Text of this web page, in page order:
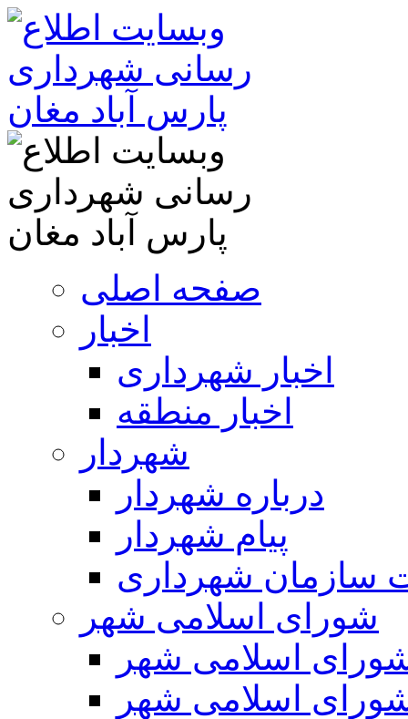
صفحه اصلی
اخبار
اخبار شهرداری
اخبار منطقه
شهردار
درباره شهردار
پیام شهردار
سازمان شهرداری
شورای اسلامی شهر
اسلامی شهر
اسلامی شهر